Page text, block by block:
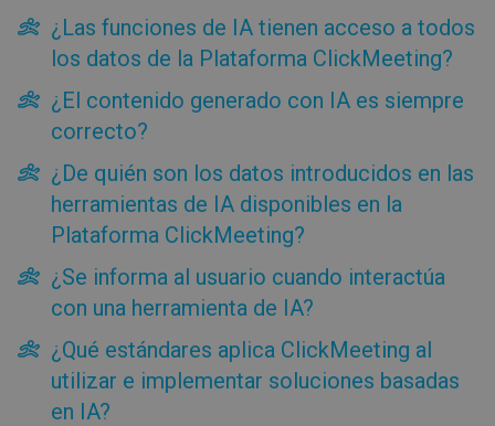
¿Las funciones de IA tienen acceso a todos
los datos de la Plataforma ClickMeeting?
¿El contenido generado con IA es siempre
correcto?
¿De quién son los datos introducidos en las
herramientas de IA disponibles en la
Plataforma ClickMeeting?
¿Se informa al usuario cuando interactúa
con una herramienta de IA?
¿Qué estándares aplica ClickMeeting al
utilizar e implementar soluciones basadas
en IA?